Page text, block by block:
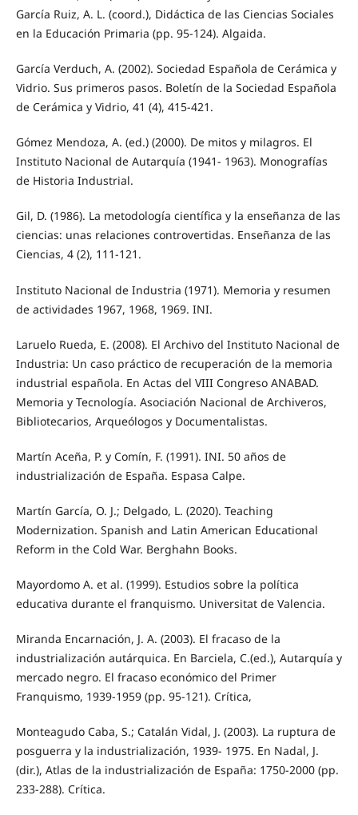
García Ruiz, A. L. (coord.), Didáctica de las Ciencias Sociales
en la Educación Primaria (pp. 95-124). Algaida.
García Verduch, A. (2002). Sociedad Española de Cerámica y
Vidrio. Sus primeros pasos. Boletín de la Sociedad Española
de Cerámica y Vidrio, 41 (4), 415-421.
Gómez Mendoza, A. (ed.) (2000). De mitos y milagros. El
Instituto Nacional de Autarquía (1941- 1963). Monografías
de Historia Industrial.
Gil, D. (1986). La metodología científica y la enseñanza de las
ciencias: unas relaciones controvertidas. Enseñanza de las
Ciencias, 4 (2), 111-121.
Instituto Nacional de Industria (1971). Memoria y resumen
de actividades 1967, 1968, 1969. INI.
Laruelo Rueda, E. (2008). El Archivo del Instituto Nacional de
Industria: Un caso práctico de recuperación de la memoria
industrial española. En Actas del VIII Congreso ANABAD.
Memoria y Tecnología. Asociación Nacional de Archiveros,
Bibliotecarios, Arqueólogos y Documentalistas.
Martín Aceña, P. y Comín, F. (1991). INI. 50 años de
industrialización de España. Espasa Calpe.
Martín García, O. J.; Delgado, L. (2020). Teaching
Modernization. Spanish and Latin American Educational
Reform in the Cold War. Berghahn Books.
Mayordomo A. et al. (1999). Estudios sobre la política
educativa durante el franquismo. Universitat de Valencia.
Miranda Encarnación, J. A. (2003). El fracaso de la
industrialización autárquica. En Barciela, C.(ed.), Autarquía y
mercado negro. El fracaso económico del Primer
Franquismo, 1939-1959 (pp. 95-121). Crítica,
Monteagudo Caba, S.; Catalán Vidal, J. (2003). La ruptura de
posguerra y la industrialización, 1939- 1975. En Nadal, J.
(dir.), Atlas de la industrialización de España: 1750-2000 (pp.
233-288). Crítica.